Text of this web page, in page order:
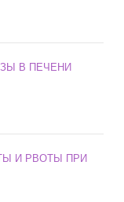
В ПЕЧЕНИ
И РВОТЫ ПРИ